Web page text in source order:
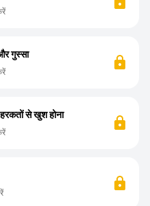
गुस्सा
हरकतों से खुश होना